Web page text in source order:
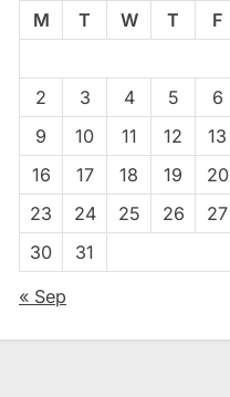
M T W T F
2
3 4 5 6
9
10 11 12 13
16
17 18 19 20
23
24 25 26 27
30
31
« Sep